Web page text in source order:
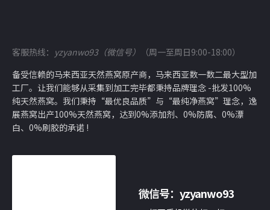
客服热线： yzyanwo93（微信号）
（周一至周日9:00-18:00）
备受信赖的马来西亚天然燕窝原产商，马来西亚数一数二最大型加
工厂。让我们能够从采集到加工完毕都秉持品牌理念 -批发100%
纯天然燕窝。我们秉持“最优良品质”与“最纯净燕窝”理念，逸
展燕窝出产100%天然燕窝，达到0%添加剂、0%防腐、0%漂
白、0%刷胶的承诺 !
微信号：yzyanwo93